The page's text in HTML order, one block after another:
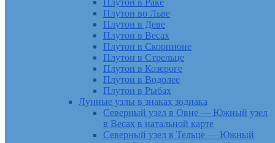
Плутон в Раке
Плутон во Льве
Плутон в Деве
Плутон в Весах
Плутон в Скорпионе
Плутон в Стрельце
Плутон в Козероге
Плутон в Водолее
Плутон в Рыбах
Лунные узлы в знаках зодиака
Северный узел в Овне — Южный узел
в Весах в натальной карте
Северный узел в Тельце — Южный